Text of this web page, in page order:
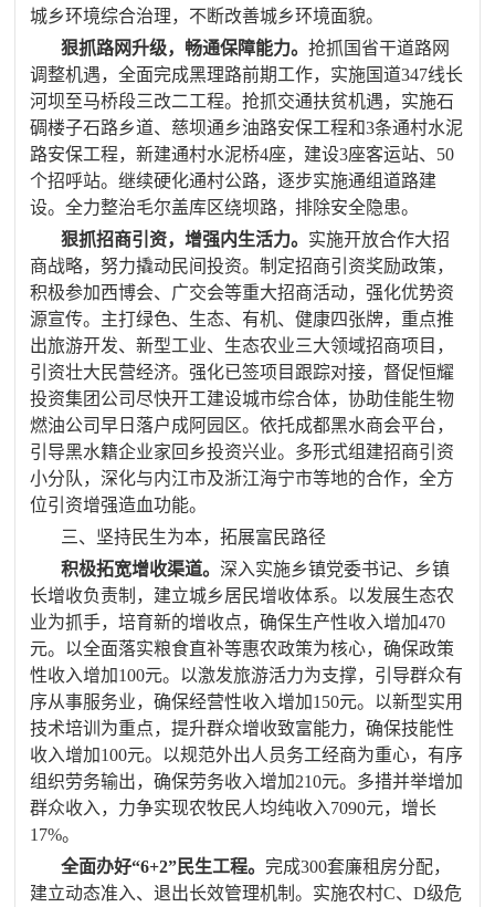
城乡环境综合治理，不断改善城乡环境面貌。
狠抓路网升级，畅通保障能力。抢抓国省干道路网
调整机遇，全面完成黑理路前期工作，实施国道347线长
河坝至马桥段三改二工程。抢抓交通扶贫机遇，实施石
碉楼子石路乡道、慈坝通乡油路安保工程和3条通村水泥
路安保工程，新建通村水泥桥4座，建设3座客运站、 50
个招呼站。继续硬化通村公路，逐步实施通组道路建
设。全力整治毛尔盖库区绕坝路，排除安全隐患。
狠抓招商引资，增强内生活力。 实施开放合作大招
商战略，努力撬动民间投资。制定招商引资奖励政策，
积极参加西博会、广交会等重大招商活动，强化优势资
源宣传。主打绿色、生态、有机、健康四张牌，重点推
出旅游开发、新型工业、生态农业三大领域招商项目，
引资壮大民营经济。强化已签项目跟踪对接，督促恒耀
投资集团公司尽快开工建设城市综合体，协助佳能生物
燃油公司早日落户成阿园区。依托成都黑水商会平台，
引导黑水籍企业家回乡投资兴业。多形式组建招商引资
小分队，深化与内江市及浙江海宁市等地的合作，全方
位引资增强造血功能。
三、坚持民生为本，拓展富民路径
积极拓宽增收渠道。深入实施乡镇党委书记、乡镇
长增收负责制， 建立城乡居民增收体系。以发展生态农
业为抓手，培育新的增收点，确保生产性收入增加470
元。以全面落实粮食直补等惠农政策为核心，确保政策
性收入增加100元。以激发旅游活力为支撑，引导群众有
序从事服务业，确保经营性收入增加150元。以新型实用
技术培训为重点，提升群众增收致富能力，确保技能性
收入增加100元。 以规范外出人员务工经商为重心，有序
组织劳务输出，确保劳务收入增加210元。多措并举增加
群众收入，力争实现农牧民人均纯收入7090元，增长
17%。
全面办好“6+2”民生工程。 完成300套廉租房分配，
建立动态准入、退出长效管理机制。实施农村C、D级危